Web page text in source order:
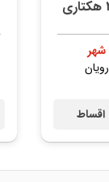
شهر
رویان
اقساط